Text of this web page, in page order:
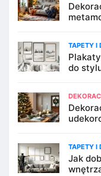
TAPETY I
do
TAPETY I
Jak